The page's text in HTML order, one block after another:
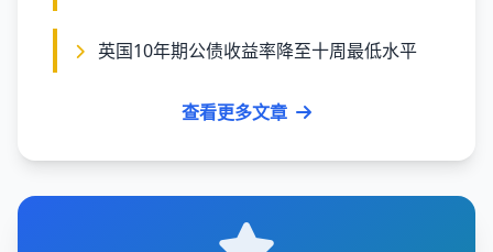
英国10年期公债收益率降至十周最低水平
查看更多文章